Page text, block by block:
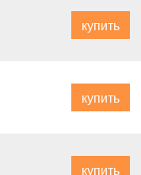
купить
купить
купить